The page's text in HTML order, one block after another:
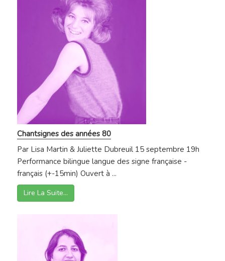
Chantsignes des années 80
Par Lisa Martin & Juliette Dubreuil 15 septembre 19h
Performance bilingue langue des signe française -
français (+-15min) Ouvert à ...
Lire La Suite…